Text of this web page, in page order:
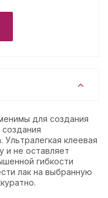
для создания
Ультралегкая клеевая
и не оставляет
гибкости
лак на выбранную